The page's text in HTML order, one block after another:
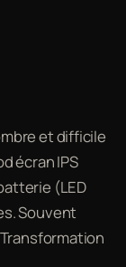
et difficile
écran IPS
(LED
Souvent